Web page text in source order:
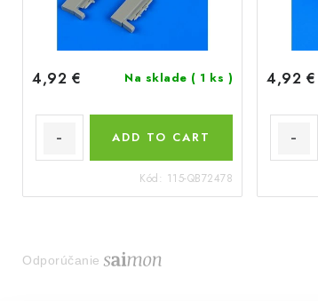
4,92 € Na sklade ( 1 ks )
ADD TO CART
Kód: 115-QB72478
4,92 €
Odporúčanie